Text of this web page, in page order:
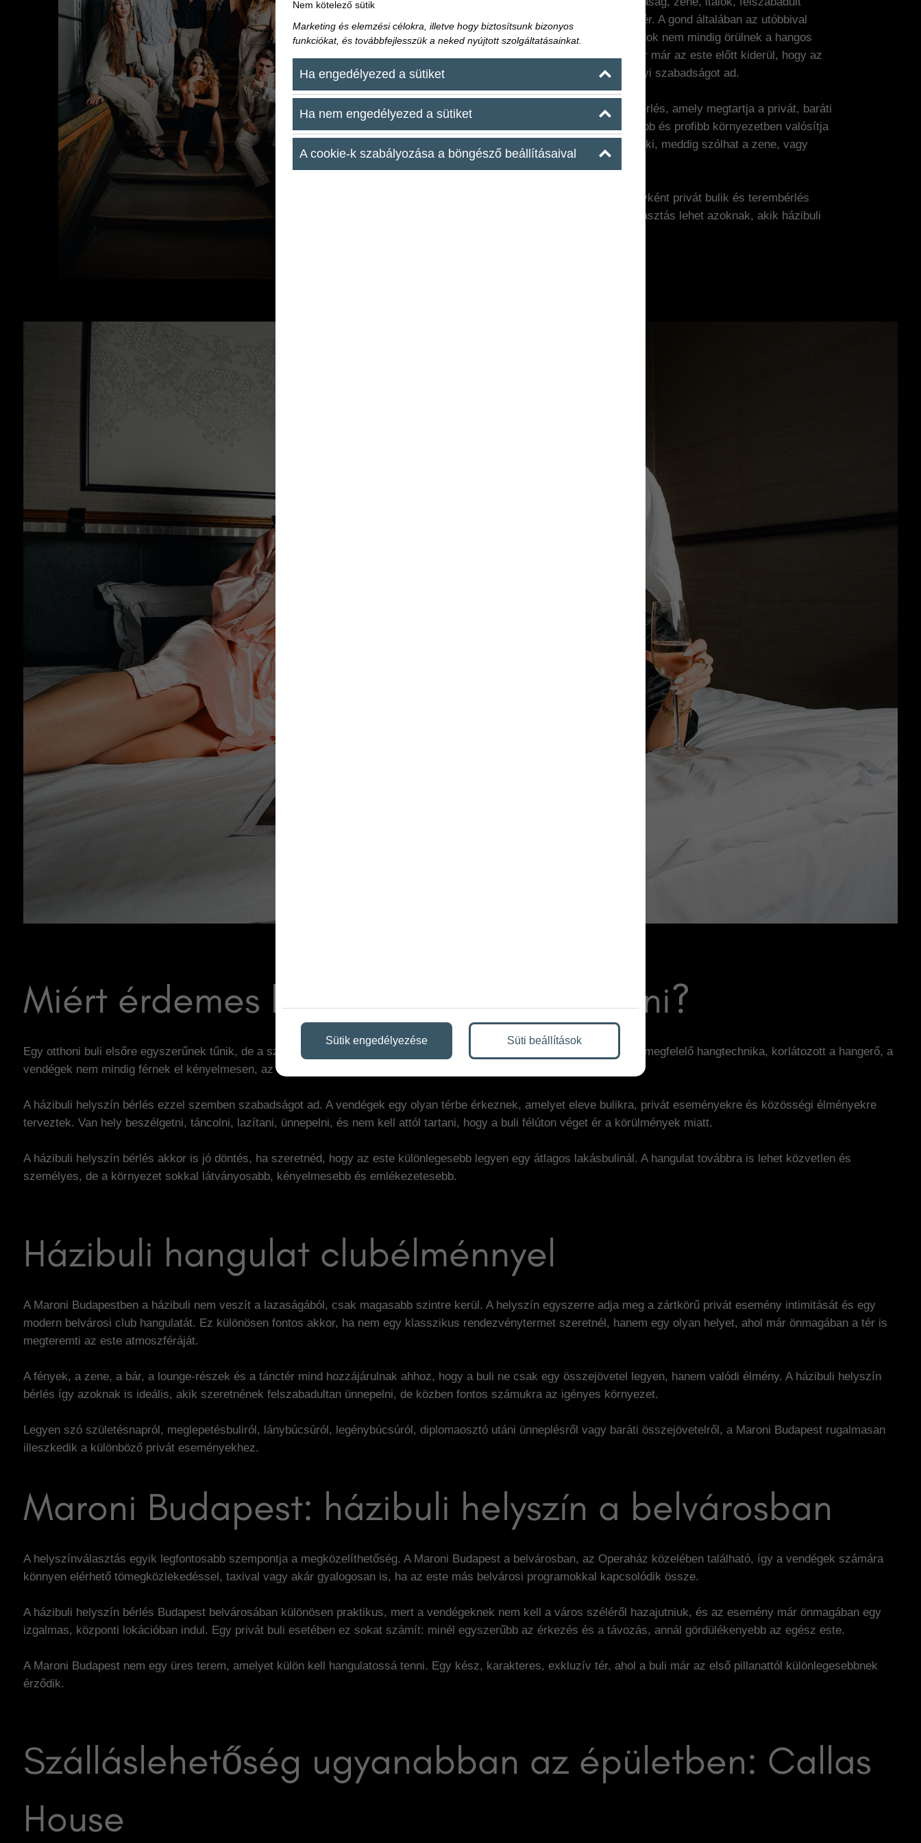
hangulat és egy hely, ahol mindenki kényelmesen elfér. A gond általában az utóbbival
kezdődik. Egy lakás hamar szűkös lesz, a szomszédok nem mindig örülnek a hangos
zenének, a takarítás a szervezőre marad, és sokszor már az este előtt kiderül, hogy az
otthoni buli több kompromisszummal jár, mint amennyi szabadságot ad.
Erre jelent tökéletes megoldást a házibuli helyszín bérlés, amely megtartja a privát, baráti
buli hangulatát, de sokkal kényelmesebb, látványosabb és profibb környezetben valósítja
meg azt. Nem kell azon aggódni, hogy elfér-e mindenki, meddig szólhat a zene, vagy
hogyan jutnak haza a vendégek az este végén.
A Maroni Budapest belvárosi, exkluzív szórakozóhelyként privát bulik és terembérlés
számára is alkalmas helyszín, így kifejezetten jó választás lehet azoknak, akik házibuli
Miért érdemes házibuli helyszínt bérelni?
Egy otthoni buli elsőre egyszerűnek tűnik, de a szervezés során gyorsan előkerülnek a nehézségek. Kevés a hely, nincs megfelelő hangtechnika, korlátozott a hangerő, a
vendégek nem mindig férnek el kényelmesen, az este végén pedig jön a pakolás és a takarítás.
A házibuli helyszín bérlés ezzel szemben szabadságot ad. A vendégek egy olyan térbe érkeznek, amelyet eleve bulikra, privát eseményekre és közösségi élményekre
terveztek. Van hely beszélgetni, táncolni, lazítani, ünnepelni, és nem kell attól tartani, hogy a buli félúton véget ér a körülmények miatt.
A házibuli helyszín bérlés akkor is jó döntés, ha szeretnéd, hogy az este különlegesebb legyen egy átlagos lakásbulinál. A hangulat továbbra is lehet közvetlen és
személyes, de a környezet sokkal látványosabb, kényelmesebb és emlékezetesebb.
Házibuli hangulat clubélménnyel
A Maroni Budapestben a házibuli nem veszít a lazaságából, csak magasabb szintre kerül. A helyszín egyszerre adja meg a zártkörű privát esemény intimitását és egy
modern belvárosi club hangulatát. Ez különösen fontos akkor, ha nem egy klasszikus rendezvénytermet szeretnél, hanem egy olyan helyet, ahol már önmagában a tér is
megteremti az este atmoszféráját.
A fények, a zene, a bár, a lounge-részek és a tánctér mind hozzájárulnak ahhoz, hogy a buli ne csak egy összejövetel legyen, hanem valódi élmény. A házibuli helyszín
bérlés így azoknak is ideális, akik szeretnének felszabadultan ünnepelni, de közben fontos számukra az igényes környezet.
Legyen szó születésnapról, meglepetésbuliról, lánybúcsúról, legénybúcsúról, diplomaosztó utáni ünneplésről vagy baráti összejövetelről, a Maroni Budapest rugalmasan
illeszkedik a különböző privát eseményekhez.
Maroni Budapest: házibuli helyszín a belvárosban
A helyszínválasztás egyik legfontosabb szempontja a megközelíthetőség. A Maroni Budapest a belvárosban, az Operaház közelében található, így a vendégek számára
könnyen elérhető tömegközlekedéssel, taxival vagy akár gyalogosan is, ha az este más belvárosi programokkal kapcsolódik össze.
A házibuli helyszín bérlés Budapest belvárosában különösen praktikus, mert a vendégeknek nem kell a város széléről hazajutniuk, és az esemény már önmagában egy
izgalmas, központi lokációban indul. Egy privát buli esetében ez sokat számít: minél egyszerűbb az érkezés és a távozás, annál gördülékenyebb az egész este.
A Maroni Budapest nem egy üres terem, amelyet külön kell hangulatossá tenni. Egy kész, karakteres, exkluzív tér, ahol a buli már az első pillanattól különlegesebbnek
érződik.
Szálláslehetőség ugyanabban az épületben: Callas
House
Nem kötelező sütik
Marketing és elemzési célokra, illetve hogy biztosítsunk bizonyos
funkciókat, és továbbfejlesszük a neked nyújtott szolgáltatásainkat.
Ha engedélyezed a sütiket
Ha nem engedélyezed a sütiket
A cookie-k szabályozása a böngésző beállításaival
Sütik engedélyezése Süti beállítások